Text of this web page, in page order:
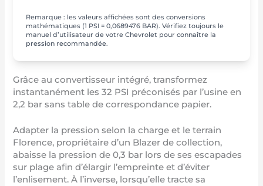
Remarque : les valeurs affichées sont des conversions
mathématiques (1 PSI = 0,0689476 BAR). Vérifiez toujours le
manuel d’utilisateur de votre Chevrolet pour connaître la
pression recommandée.
Grâce au convertisseur intégré, transformez
instantanément les 32 PSI préconisés par l’usine en
2,2 bar sans table de correspondance papier.
Adapter la pression selon la charge et le terrain
Florence, propriétaire d’un Blazer de collection,
abaisse la pression de 0,3 bar lors de ses escapades
sur plage afin d’élargir l’empreinte et d’éviter
l’enlisement. À l’inverse, lorsqu’elle tracte sa